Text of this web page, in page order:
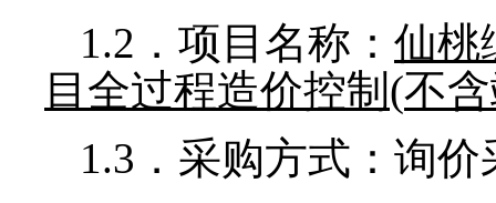
1.2 ．项目名称： 仙桃
目全过程造价控制 (不
1.3 ．采购方式：询